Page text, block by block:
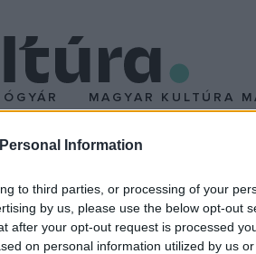
Information
to third parties, or processing of your
by us, please use the below opt-out
after your opt-out request is processed
on personal information utilized by us
MAGYAR KULTÚRA
és a